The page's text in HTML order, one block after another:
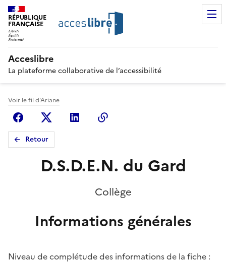
RÉPUBLIQUE
FRANÇAISE
Acceslibre
La plateforme collaborative de l’accessibilité
Voir le fil d'Ariane
FacebookX (anciennement Twitter)
Linkedin
Retour
D.S.D.E.N. du Gard
Collège
Informations générales
Niveau de complétude des informations de la fiche :